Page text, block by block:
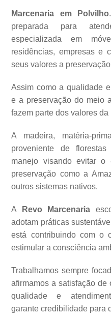
Marcenaria em Polvilho
preparada para
especializada em
residências, empresas e
seus valores a
Assim como a qualidade
e a preservação do meio
fazem parte dos valores da
A madeira, matéria-
proveniente de
manejo visando evitar o
preservação como a
outros sistemas nativos.
A Revo Marcenaria
adotam práticas
está contribuindo com o
estimular a consciência
Trabalhamos sempre
afirmamos a satisfação de
qualidade e
garante credibilidade para